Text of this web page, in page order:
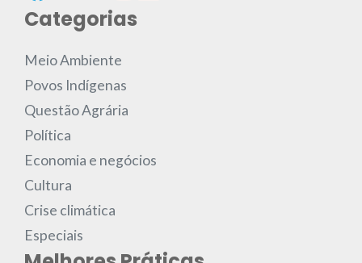
Categorias
Meio Ambiente
Povos Indígenas
Questão Agrária
Política
Economia e negócios
Cultura
Crise climática
Especiais